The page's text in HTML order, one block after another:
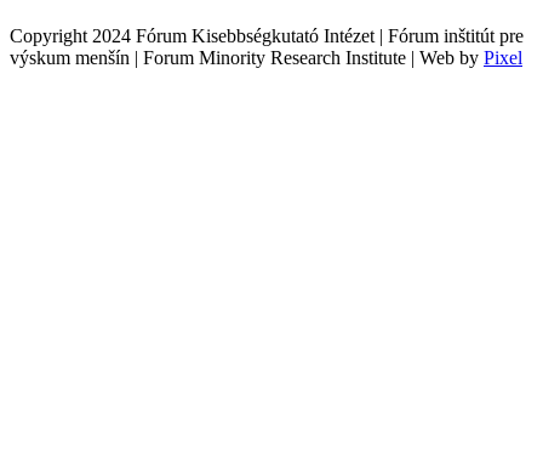
Copyright 2024 Fórum Kisebbségkutató Intézet | Fórum inštitút pre
výskum menšín | Forum Minority Research Institute | Web by Pixel